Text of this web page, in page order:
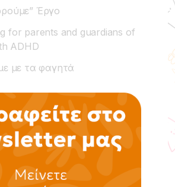
Έργο
for parents and guardians of
ADHD
με τα φαγητά